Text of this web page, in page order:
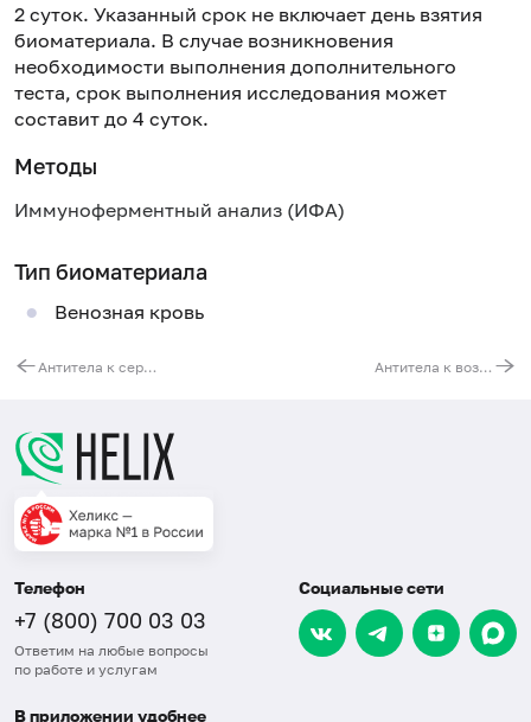
2 суток. Указанный срок не включает день взятия
биоматериала. В случае возникновения
необходимости выполнения дополнительного
теста, срок выполнения исследования может
составит до 4 суток.
Методы
Иммуноферментный анализ (ИФА)
Тип биоматериала
Венозная кровь
Антитела к сероварам A, B, C1, C2, D, E сальмонелл (Salmonella spp.) Антитела к возбудителю столбняка (Clostridium tetani, IgG)
Телефон
+7 (800) 700 03 03
Ответим на любые вопросы
по работе и услугам
Социальные сети
В приложении удобнее